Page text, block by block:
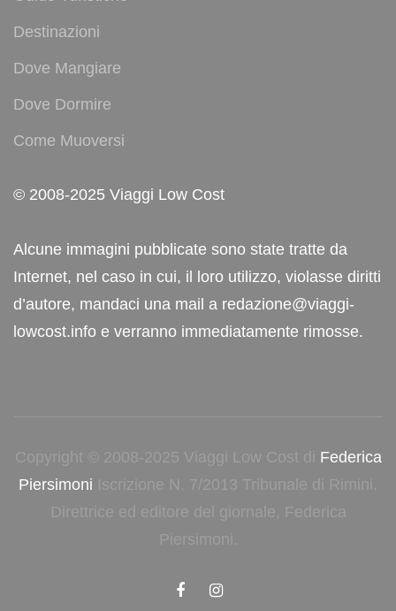
Destinazioni
Dove Mangiare
Dove Dormire
Come Muoversi
© 2008-2025 Viaggi Low Cost
Alcune immagini pubblicate sono state tratte da
Internet, nel caso in cui, il loro utilizzo, violasse diritti
d’autore, mandaci una mail a redazione@viaggi-
lowcost.info e verranno immediatamente rimosse.
Copyright © 2008-2025 Viaggi Low Cost di Federica
Piersimoni Iscrizione N. 7/2013 Tribunale di Rimini.
Direttrice ed editore del giornale, Federica
Piersimoni.